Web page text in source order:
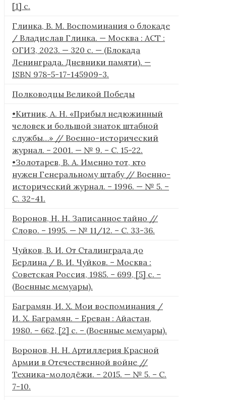
[1] с.
Глинка, В. М. Воспоминания о блокаде
/ Владислав Глинка. — Москва : АСТ :
ОГИЗ, 2023. — 320 с. — (Блокада
Ленинграда. Дневники памяти). —
ISBN 978-5-17-145909-3.
Полководцы Великой Победы
•Китник, А. Н. «Прибыл недюжинный
человек и большой знаток штабной
службы…» // Военно-исторический
журнал. – 2001. — № 9. – С. 15-22.
•Золотарев, В. А. Именно тот, кто
нужен Генеральному штабу // Военно-
исторический журнал. – 1996. — № 5. –
С. 32-41.
Воронов, Н. Н. Записанное тайно //
Слово. – 1995. — № 11/12. – С. 33-36.
Чуйков, В. И. От Сталинграда до
Берлина / В. И. Чуйков. – Москва :
Советская Россия, 1985. – 699, [5] с. –
(Военные мемуары).
Баграмян, И. Х. Мои воспоминания /
И. Х. Баграмян. – Ереван : Айастан,
1980. – 662, [2] c. – (Военные мемуары).
Воронов, Н. Н. Артиллерия Красной
Армии в Отечественной войне //
Техника-молодёжи. – 2015. — № 5. – С.
7-10.